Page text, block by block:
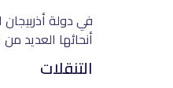
في دولة
أنحائها العديد
التنقلات